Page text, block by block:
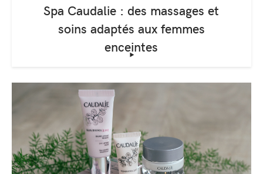
Spa Caudalie : des massages et
soins adaptés aux femmes
enceintes
‣